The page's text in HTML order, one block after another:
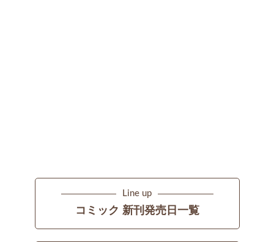
Line up
コミック 新刊発売日一覧